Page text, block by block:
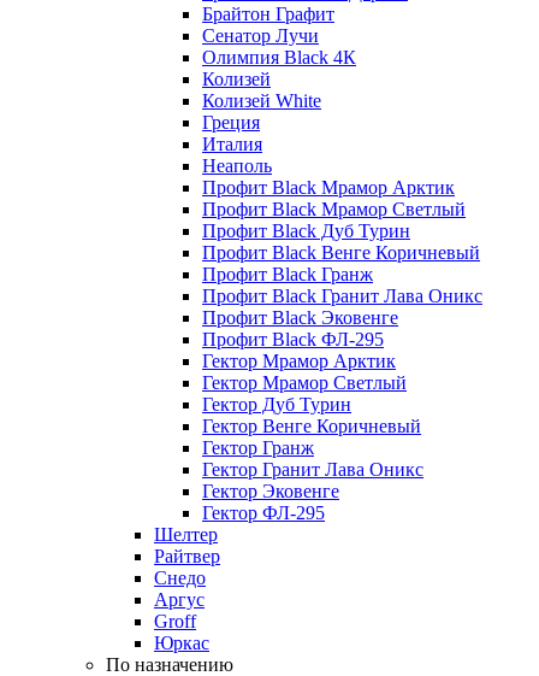
Брайтон Графит
Сенатор Лучи
Олимпия Black 4К
Колизей
Колизей White
Греция
Италия
Неаполь
Профит Black Мрамор Арктик
Профит Black Мрамор Светлый
Профит Black Дуб Турин
Профит Black Венге Коричневый
Профит Black Гранж
Профит Black Гранит Лава Оникс
Профит Black Эковенге
Профит Black ФЛ-295
Гектор Мрамор Арктик
Гектор Мрамор Светлый
Гектор Дуб Турин
Гектор Венге Коричневый
Гектор Гранж
Гектор Гранит Лава Оникс
Гектор Эковенге
Гектор ФЛ-295
Шелтер
Райтвер
Снедо
Аргус
Groff
Юркас
По назначению